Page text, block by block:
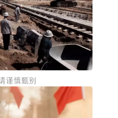
谨慎甄别